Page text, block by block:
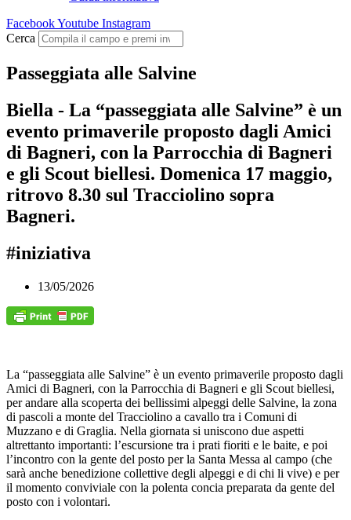
FacebookYoutube Instagram
Cerca
Passeggiata alle Salvine
Biella - La “passeggiata alle Salvine” è un
evento primaverile proposto dagli Amici
di Bagneri, con la Parrocchia di Bagneri
e gli Scout biellesi. Domenica 17 maggio,
ritrovo 8.30 sul Tracciolino sopra
Bagneri.
#iniziativa
13/05/2026
La “passeggiata alle Salvine” è un evento primaverile proposto dagli
Amici di Bagneri, con la Parrocchia di Bagneri e gli Scout biellesi,
per andare alla scoperta dei bellissimi alpeggi delle Salvine, la zona
di pascoli a monte del Tracciolino a cavallo tra i Comuni di
Muzzano e di Graglia. Nella giornata si uniscono due aspetti
altrettanto importanti: l’escursione tra i prati fioriti e le baite, e poi
l’incontro con la gente del posto per la Santa Messa al campo (che
sarà anche benedizione collettive degli alpeggi e di chi li vive) e per
il momento conviviale con la polenta concia preparata da gente del
posto con i volontari.